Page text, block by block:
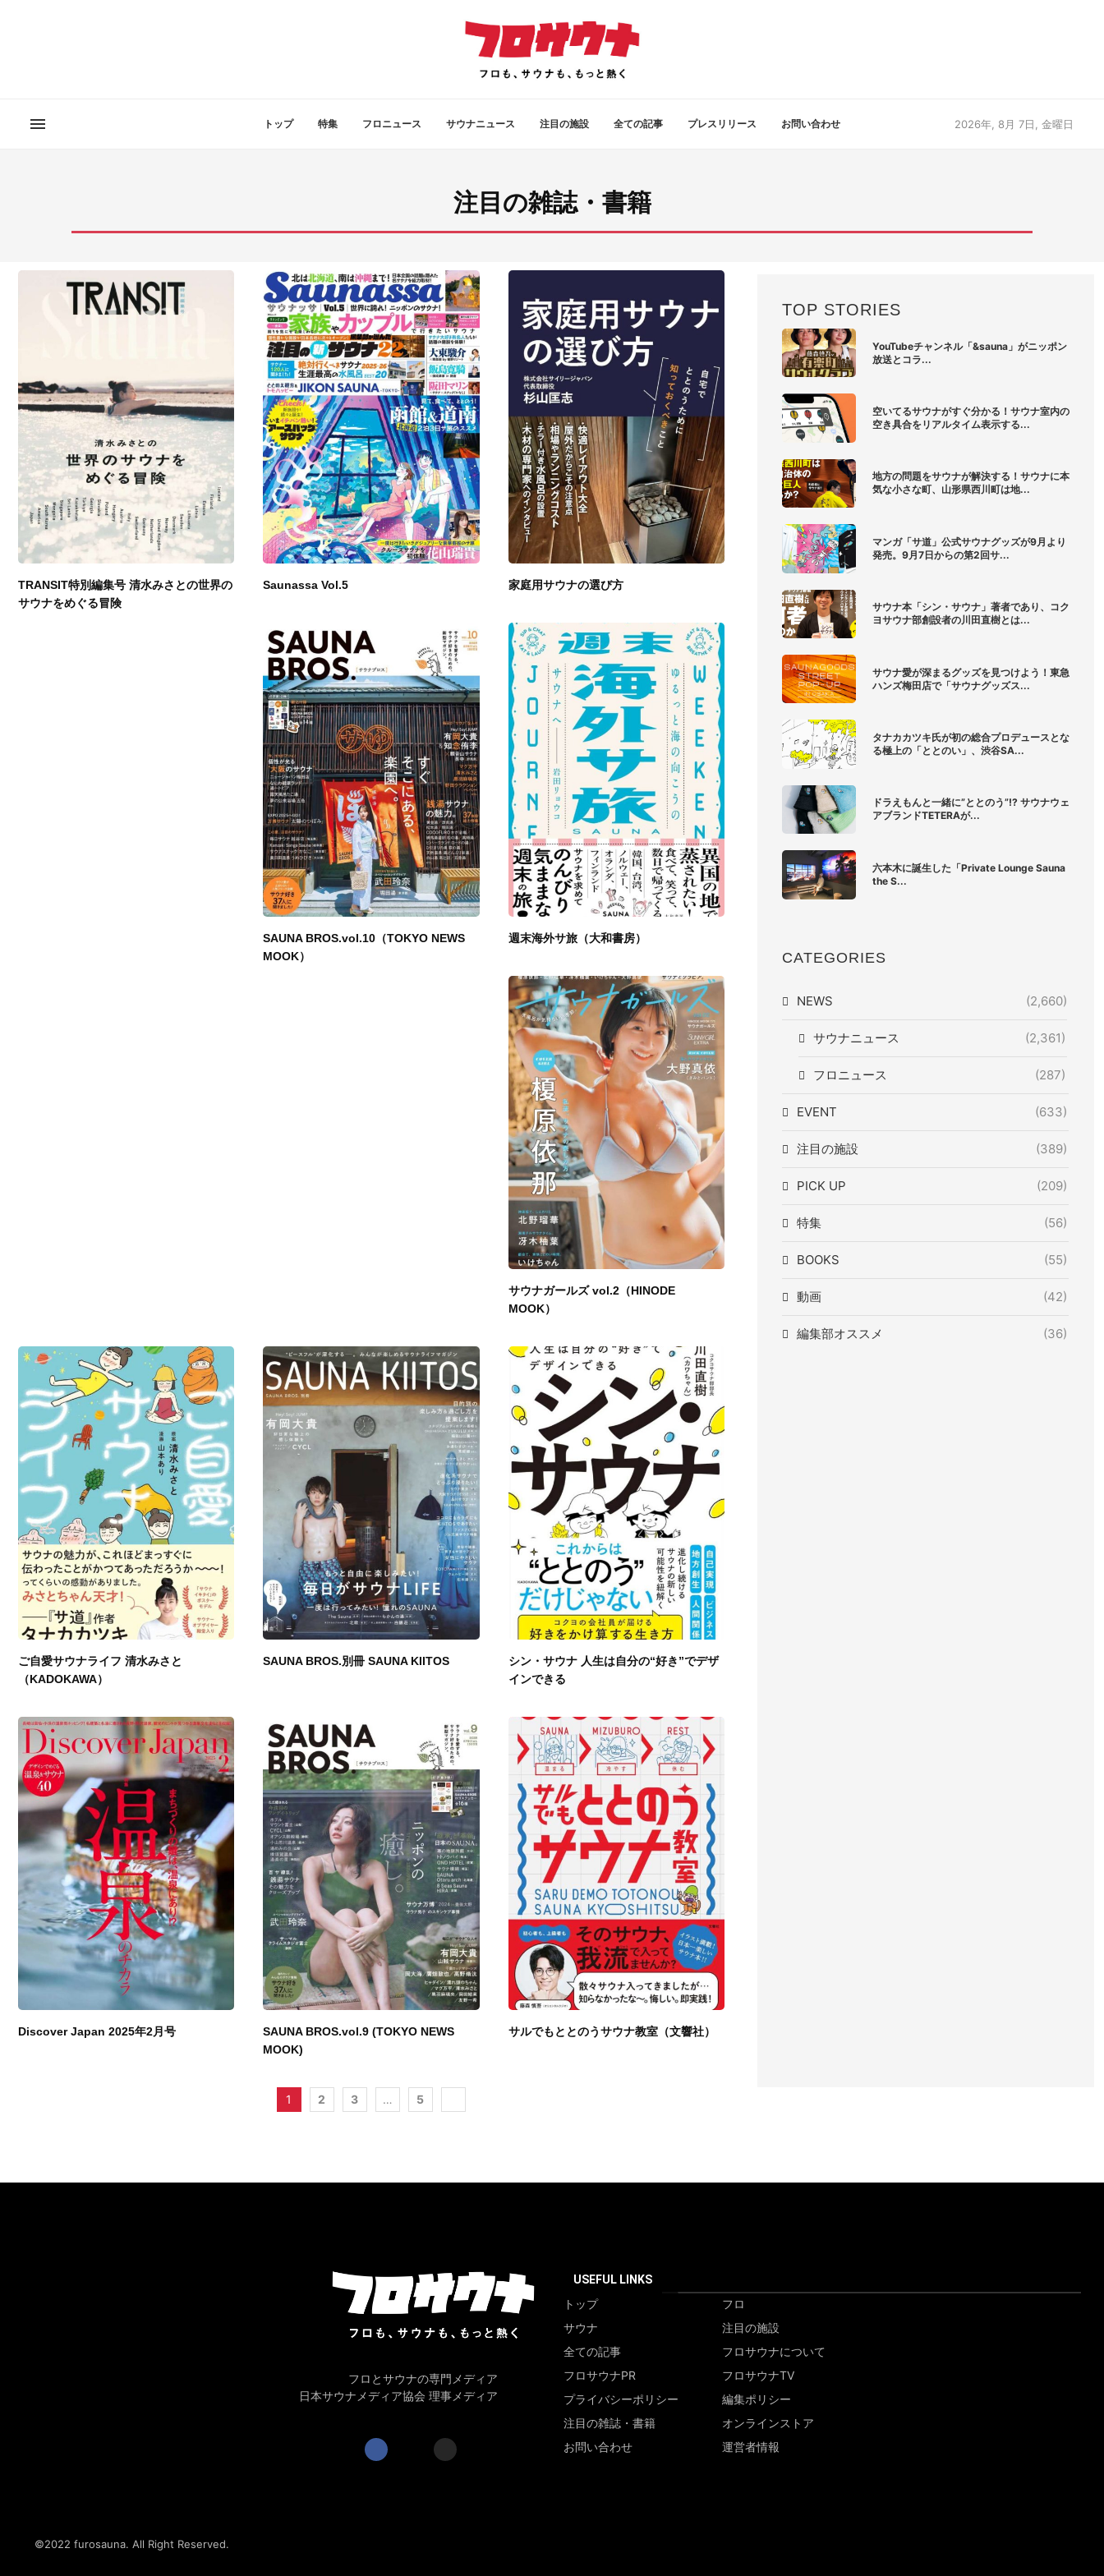
トップ 特集 フロニュース サウナニュース 注目の施設 全ての記事 プレスリリース お問い合わせ 2026年, 8月 7日, 金曜日
注目の雑誌・書籍
TRANSIT特別編集号 清水みさとの世界の
サウナをめぐる冒険
Saunassa Vol.5 家庭用サウナの選び方
SAUNA BROS.vol.10（TOKYO NEWS
MOOK）
週末海外サ旅（大和書房）
サウナガールズ vol.2（HINODE
MOOK）
ご自愛サウナライフ 清水みさと
（KADOKAWA）
SAUNA BROS.別冊 SAUNA KIITOS
シン・サウナ 人生は自分の“好き”でデザ
インできる
Discover Japan 2025年2月号
SAUNA BROS.vol.9 (TOKYO NEWS
MOOK)
サルでもととのうサウナ教室（文響社）
1 2 3 … 5
TOP STORIES
YouTubeチャンネル「&sauna」がニッポン
放送とコラ...
空いてるサウナがすぐ分かる！サウナ室内の
空き具合をリアルタイム表示する...
地方の問題をサウナが解決する！サウナに本
気な小さな町、山形県西川町は地...
マンガ「サ道」公式サウナグッズが9月より
発売。9月7日からの第2回サ...
サウナ本「シン・サウナ」著者であり、コク
ヨサウナ部創設者の川田直樹とは...
サウナ愛が深まるグッズを見つけよう！東急
ハンズ梅田店で「サウナグッズス...
タナカカツキ氏が初の総合プロデュースとな
る極上の「ととのい」、渋谷SA...
ドラえもんと一緒に”ととのう”!? サウナウェ
アブランドTETERAが...
六本木に誕生した「Private Lounge Sauna
the S...
CATEGORIES
NEWS (2,660)
サウナニュース (2,361)
フロニュース (287)
EVENT (633)
注目の施設 (389)
PICK UP (209)
特集 (56)
BOOKS (55)
動画 (42)
編集部オススメ (36)
フロとサウナの専門メディア
日本サウナメディア協会 理事メディア
USEFUL LINKS
トップ
フロ
サウナ
注目の施設
全ての記事
フロサウナについて
フロサウナPR
フロサウナTV
プライバシーポリシー
編集ポリシー
注目の雑誌・書籍
オンラインストア
お問い合わせ
運営者情報
©2022 furosauna. All Right Reserved.